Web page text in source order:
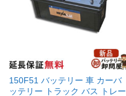
150F51 バッテリー 車 カーバ
ッテリー トラック バス トレー